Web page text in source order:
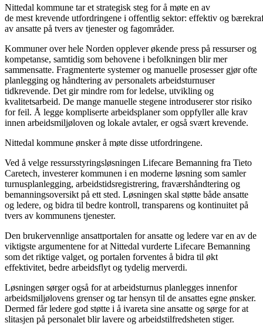
Nittedal kommune tar et strategisk steg for å møte en av
de mest krevende utfordringene i offentlig sektor: effektiv og
av ansatte på tvers av tjenester og fagområder.
Kommuner over hele Norden opplever økende press på ressurser og
kompetanse, samtidig som behovene i befolkningen blir mer
sammensatte. Fragmenterte systemer og manuelle prosesser gjør ofte
planlegging og håndtering av personalets arbeidsturnuser
tidkrevende. Det gir mindre rom for ledelse, utvikling og
kvalitetsarbeid. De mange manuelle stegene introduserer stor risiko
for feil. Å legge kompliserte arbeidsplaner som oppfyller alle krav
innen arbeidsmiljøloven og lokale avtaler, er også svært krevende.
Nittedal kommune ønsker å møte disse utfordringene.
Ved å velge ressursstyringsløsningen Lifecare Bemanning fra Tieto
Caretech, investerer kommunen i en moderne løsning som samler
turnusplanlegging, arbeidstidsregistrering, fraværshåndtering og
bemanningsoversikt på ett sted. Løsningen skal støtte både ansatte
og ledere, og bidra til bedre kontroll, transparens og kontinuitet på
tvers av kommunens tjenester.
Den brukervennlige ansattportalen for ansatte og ledere var en av de
viktigste argumentene for at Nittedal vurderte Lifecare Bemanning
som det riktige valget, og portalen forventes å bidra til økt
effektivitet, bedre arbeidsflyt og tydelig merverdi.
Løsningen sørger også for at arbeidsturnus planlegges innenfor
arbeidsmiljølovens grenser og tar hensyn til de ansattes egne ønsker.
Dermed får ledere god støtte i å ivareta sine ansatte og sørge for at
slitasjen på personalet blir lavere og arbeidstilfredsheten stiger.